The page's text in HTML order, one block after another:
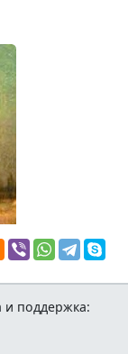
и поддержка: